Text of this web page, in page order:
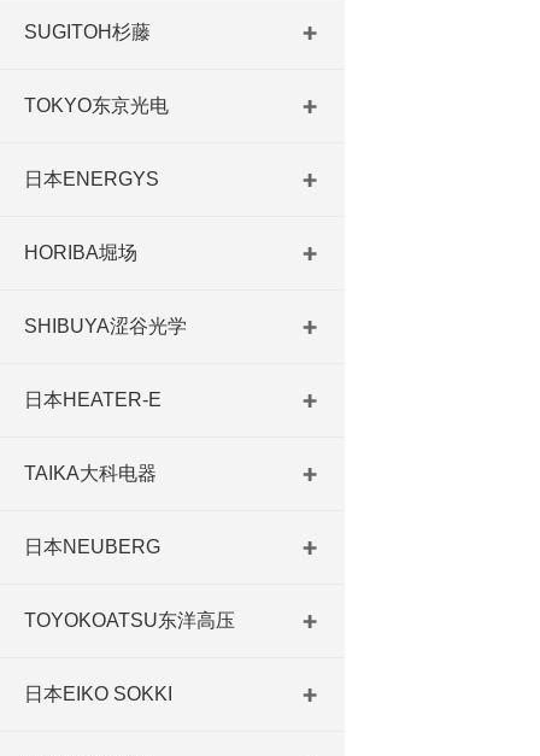
SUGITOH杉藤
TOKYO东京光电
日本ENERGYS
HORIBA堀场
SHIBUYA涩谷光学
日本HEATER-E
TAIKA大科电器
日本NEUBERG
TOYOKOATSU东洋高压
日本EIKO SOKKI